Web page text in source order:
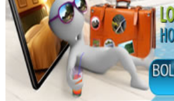
Fisioterapia Integral
Fisioterapia
Kinesiología
Gimnasios
Salud: Clínicas